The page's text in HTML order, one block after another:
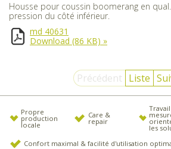
Housse pour coussin boomerang en
pression du côté inférieur.
md 40631
Download (86 KB) »
Précédent Liste
Propre
production
locale
Care &
repair
les
Confort maximal & facilité d'utilisation